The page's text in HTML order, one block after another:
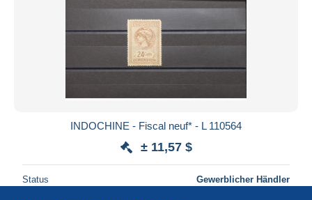
INDOCHINE - Fiscal neuf* - L 110564
± 11,57 $
Status Gewerblicher Händler